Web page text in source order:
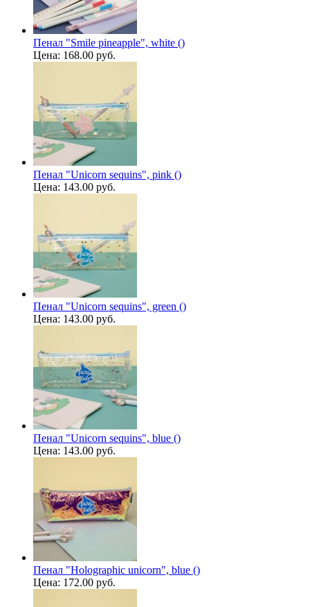
Пенал "Smile pineapple", white ()
Цена: 168.00 руб.
Пенал "Unicorn sequins", pink ()
Цена: 143.00 руб.
Пенал "Unicorn sequins", green ()
Цена: 143.00 руб.
Пенал "Unicorn sequins", blue ()
Цена: 143.00 руб.
Пенал "Holographic unicorn", blue ()
Цена: 172.00 руб.